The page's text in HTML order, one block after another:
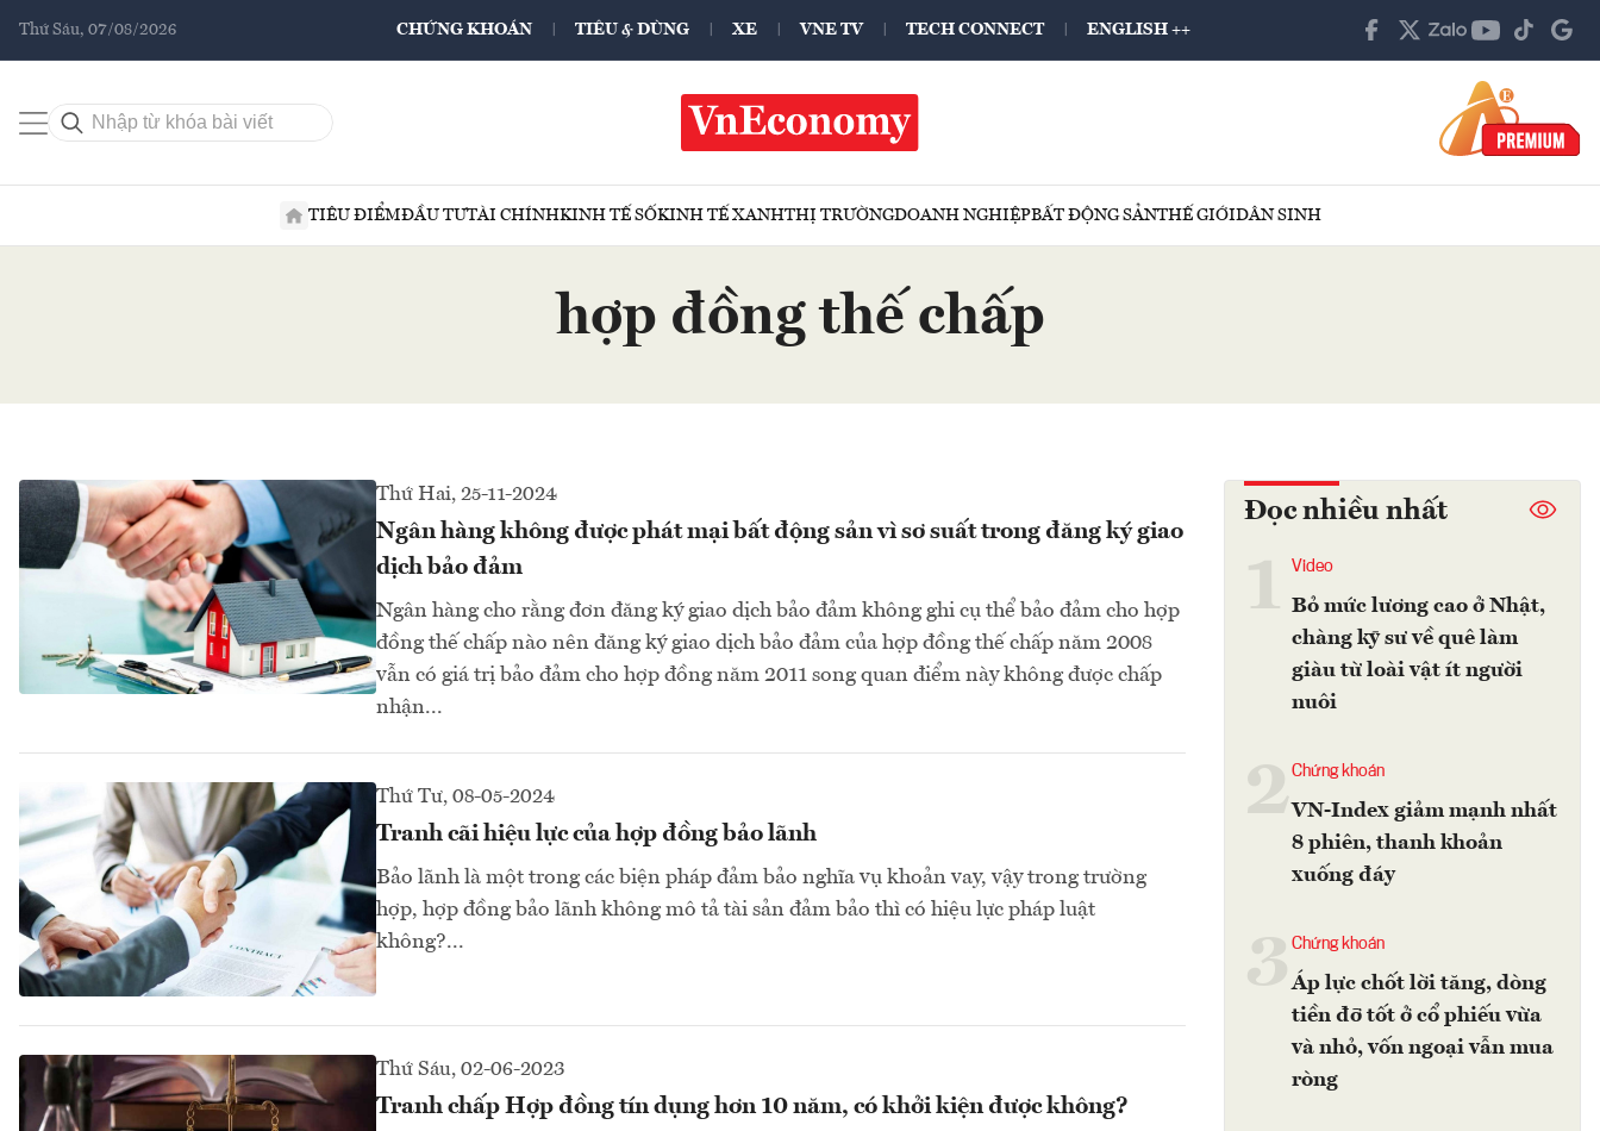
Thứ Sáu, 07/08/2026 CHỨNG KHOÁN TIÊU & DÙNG XE VNE TV TECH CONNECT ENGLISH ++
TIÊU ĐIỂMĐẦU TƯTÀI CHÍNHKINH TẾ SỐKINH TẾ XANHTHỊ TRƯỜNGDOANH NGHIỆPBẤT ĐỘNG SẢNTHẾ GIỚIDÂN SINH
hợp đồng thế chấp
Thứ Hai, 25-11-2024
Ngân hàng không được phát mại bất động sản vì sơ suất trong đăng ký giao
dịch bảo đảm
Ngân hàng cho rằng đơn đăng ký giao dịch bảo đảm không ghi cụ thể bảo đảm cho hợp
đồng thế chấp nào nên đăng ký giao dịch bảo đảm của hợp đồng thế chấp năm 2008
vẫn có giá trị bảo đảm cho hợp đồng năm 2011 song quan điểm này không được chấp
nhận...
Thứ Tư, 08-05-2024
Tranh cãi hiệu lực của hợp đồng bảo lãnh
Bảo lãnh là một trong các biện pháp đảm bảo nghĩa vụ khoản vay, vậy trong trường
hợp, hợp đồng bảo lãnh không mô tả tài sản đảm bảo thì có hiệu lực pháp luật
không?...
Thứ Sáu, 02-06-2023
Tranh chấp Hợp đồng tín dụng hơn 10 năm, có khởi kiện được không?
Đọc nhiều nhất
Video
Bỏ mức lương cao ở Nhật,
chàng kỹ sư về quê làm
giàu từ loài vật ít người
nuôi
2Chứng khoán
VN-Index giảm mạnh nhất
8 phiên, thanh khoản
xuống đáy
Chứng khoán
Áp lực chốt lời tăng, dòng
tiền đỡ tốt ở cổ phiếu vừa
và nhỏ, vốn ngoại vẫn mua
ròng